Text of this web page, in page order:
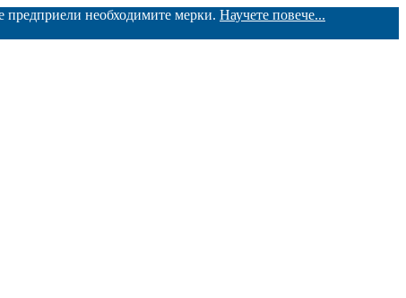
предприели необходимите мерки. Научете повече...